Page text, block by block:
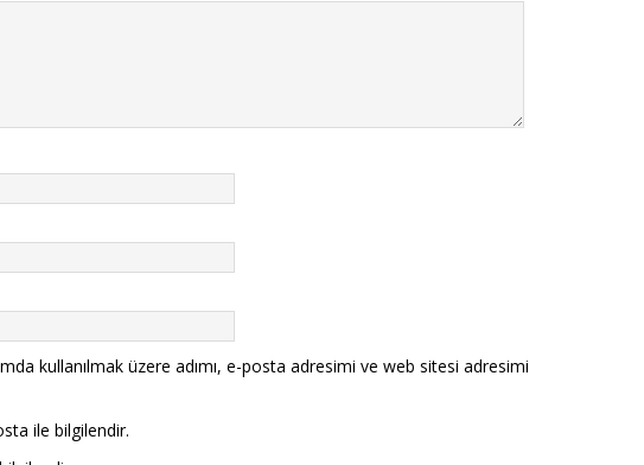
kullanılmak üzere adımı, e-posta adresimi ve web sitesi adresimi
ile bilgilendir.